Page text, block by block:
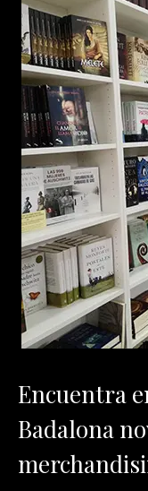
Encuentra
Badalona